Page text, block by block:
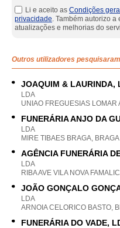
Li e aceito as Condições
privacidade. Também autorizo
atualizações e melhorias do
Outros utilizadores pesquisaram
JOAQUIM & LAURINDA,
LDA
UNIAO FREGUESIAS LOMAR
FUNERÁRIA ANJO DA
LDA
MIRE TIBAES BRAGA, BRAGA
AGÊNCIA FUNERÁRIA
LDA
RIBA AVE VILA NOVA
JOÃO GONÇALO
LDA
ARNOIA CELORICO BASTO,
FUNERÁRIA DO VADE,